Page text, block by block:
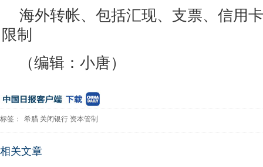
海外转帐、包括汇现、支票、信用
限制
（编辑：小唐）
标签： 希腊 关闭银行 资本管制
相关文章